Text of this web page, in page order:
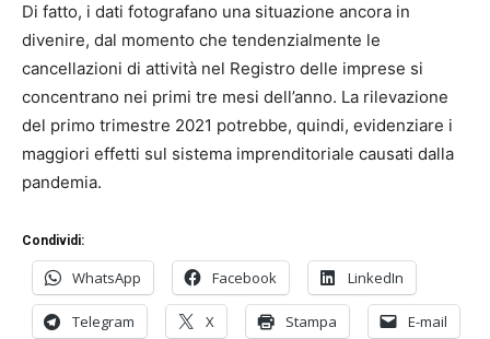
Di fatto, i dati fotografano una situazione ancora in
divenire, dal momento che tendenzialmente le
cancellazioni di attività nel Registro delle imprese si
concentrano nei primi tre mesi dell’anno. La rilevazione
del primo trimestre 2021 potrebbe, quindi, evidenziare i
maggiori effetti sul sistema imprenditoriale causati dalla
pandemia.
Condividi:
WhatsApp Facebook LinkedIn
Telegram X Stampa E-mail